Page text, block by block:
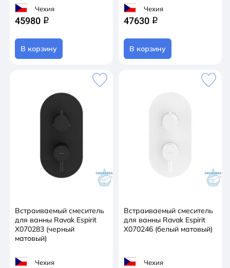
Чехия
45980 q
В корзину
Чехия
47630 q
В корзину
Встраиваемый смеситель
для ванны Ravak Espirit
X070283 (черный
матовый)
Чехия
Встраиваемый смеситель
для ванны Ravak Espirit
X070246 (белый матовый)
Чехия